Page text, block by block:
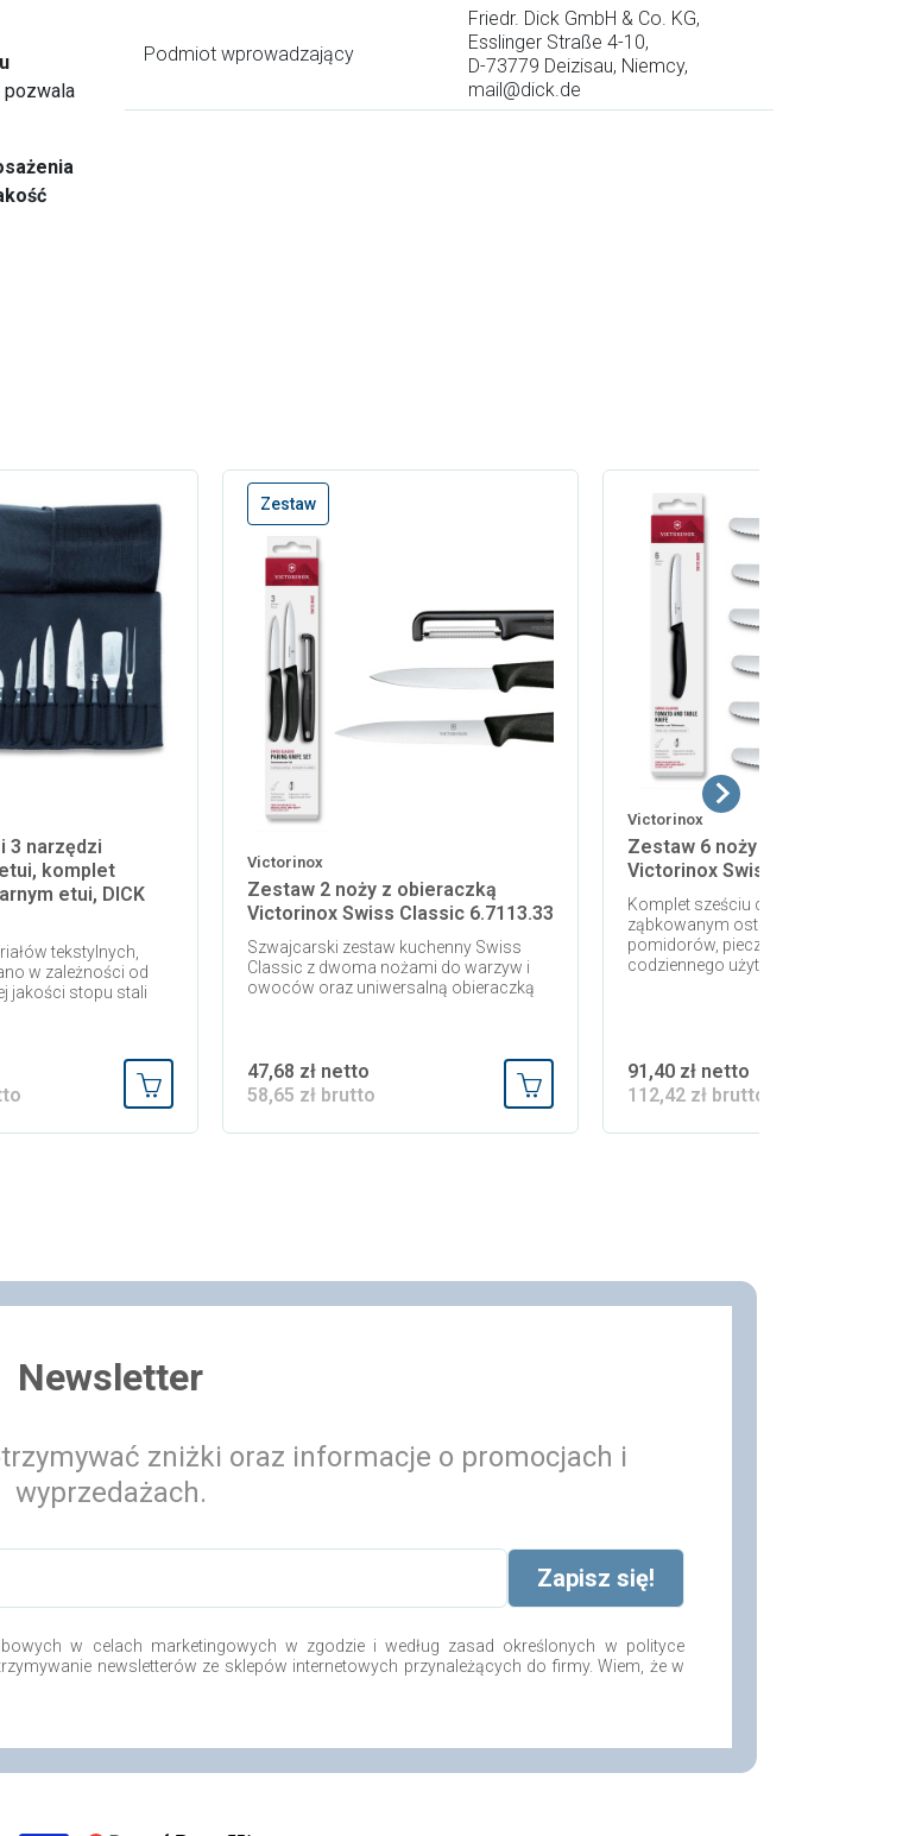
pozwala
Podmiot wprowadzający
Friedr. Dick GmbH & Co. KG,
Esslinger Straße 4-10,
D-73779 Deizisau, Niemcy,
mail@dick.de
3 narzędzi
komplet
etui, DICK
tekstylnych,
w zależności od
jakości stopu stali
Zestaw
Victorinox
Zestaw 2 noży z obieraczką
Victorinox Swiss Classic 6.7113.33
Szwajcarski zestaw kuchenny Swiss
Classic z dwoma nożami do warzyw i
owoców oraz uniwersalną obieraczką
47,68 zł netto
58,65 zł brutto
Victorinox
Zestaw 6 noży uniwersalnych
Victorinox Swiss Classic
Komplet sześciu czarnych noży z
ząbkowanym ostrzem 11 cm do
pomidorów, pieczywa, serów, wędlin i
codziennego użytku przy stole
91,40 zł netto
112,42 zł brutto
Newsletter
zniżki oraz informacje o promocjach i
wyprzedażach.
w celach marketingowych w zgodzie i według zasad określonych w polityce
newsletterów ze sklepów internetowych przynależących do firmy. Wiem, że w